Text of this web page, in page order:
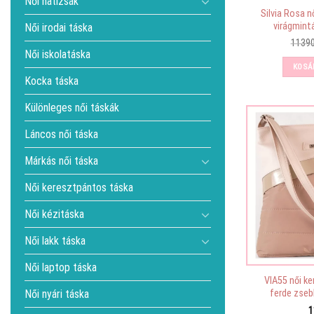
Női irodai táska
Női iskolatáska
Kocka táska
Különleges női táskák
Láncos női táska
Márkás női táska
Női keresztpántos táska
Női kézitáska
Női lakk táska
Női laptop táska
Női nyári táska
Silvia Rosa
VIA55 női
ferde